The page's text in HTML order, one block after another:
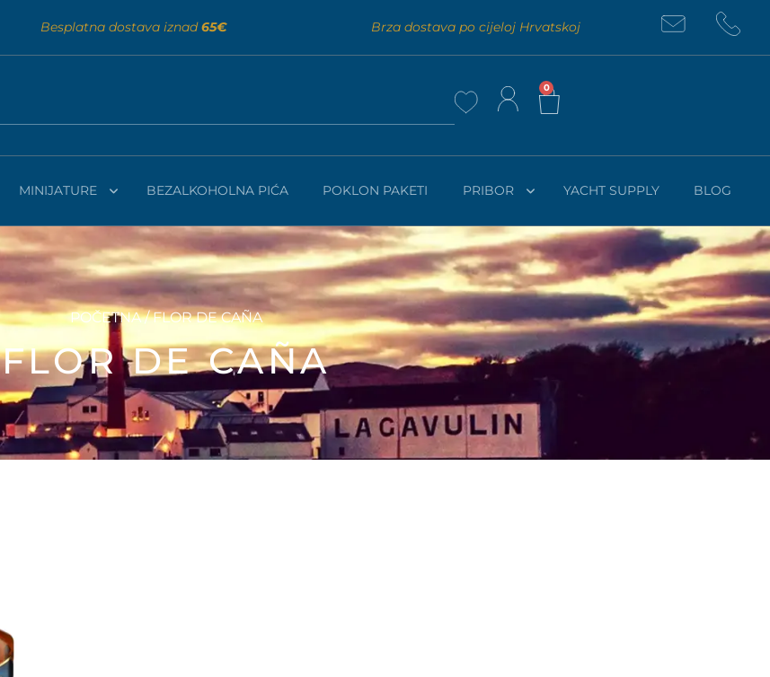
Besplatna dostava iznad65€ Brza dostava po cijeloj Hrvatskoj
0
MINIJATURE BEZALKOHOLNA PIĆA POKLON PAKETI PRIBOR YACHT SUPPLY BLOG
POČETNA/ FLOR DE CAÑA
FLOR DE CAÑA